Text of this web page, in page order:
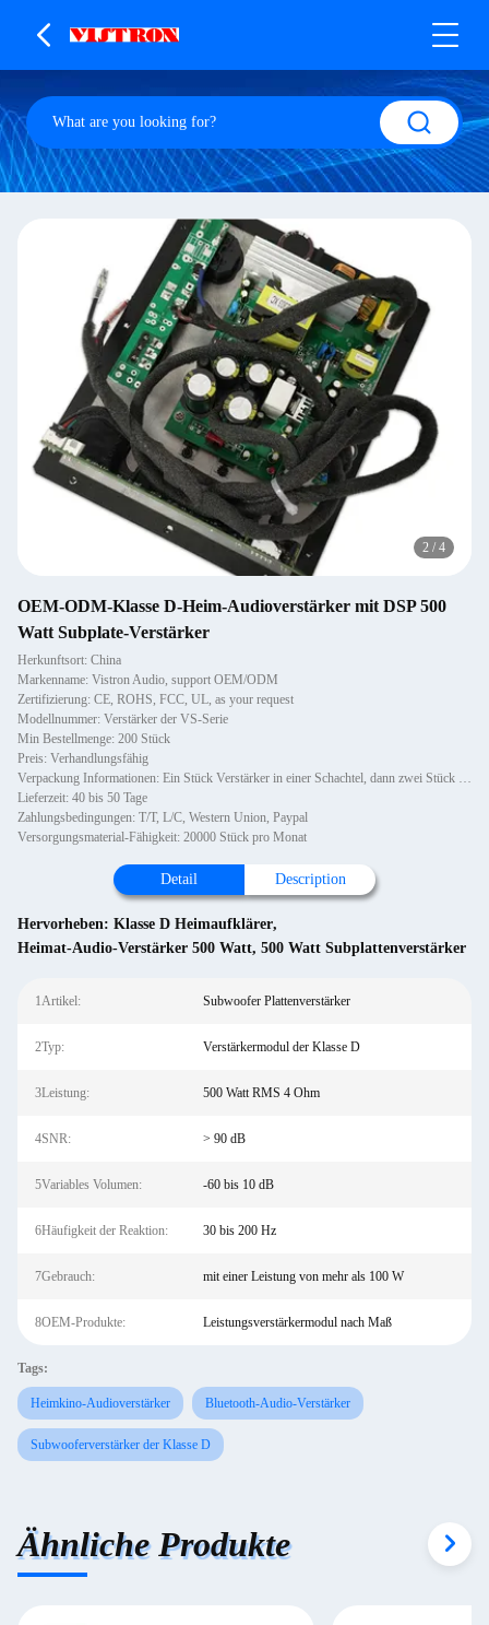
2 / 4
OEM-ODM-Klasse D-Heim-Audioverstärker mit DSP 500
Watt Subplate-Verstärker
Herkunftsort: China
Markenname: Vistron Audio, support OEM/ODM
Zertifizierung: CE, ROHS, FCC, UL, as your request
Modellnummer: Verstärker der VS-Serie
Min Bestellmenge: 200 Stück
Preis: Verhandlungsfähig
Verpackung Informationen: Ein Stück Verstärker in einer Schachtel, dann zwei Stück in einem Karton.
Lieferzeit: 40 bis 50 Tage
Zahlungsbedingungen: T/T, L/C, Western Union, Paypal
Versorgungsmaterial-Fähigkeit: 20000 Stück pro Monat
Detail Description
Hervorheben: Klasse D Heimaufklärer,
Heimat-Audio-Verstärker 500 Watt, 500 Watt Subplattenverstärker
1Artikel: Subwoofer Plattenverstärker
2Typ: Verstärkermodul der Klasse D
3Leistung: 500 Watt RMS 4 Ohm
4SNR: > 90 dB
5Variables Volumen: -60 bis 10 dB
6Häufigkeit der Reaktion: 30 bis 200 Hz
7Gebrauch: mit einer Leistung von mehr als 100 W
8OEM-Produkte: Leistungsverstärkermodul nach Maß
Tags:
Heimkino-Audioverstärker Bluetooth-Audio-Verstärker
Subwooferverstärker der Klasse D
Ähnliche Produkte